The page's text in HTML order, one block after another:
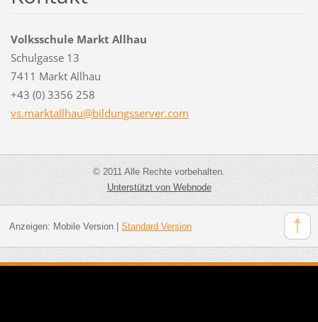
Volksschule Markt Allhau
Schulgasse 13
7411 Markt Allhau
+43 (0) 3356 258
vs.marktallhau@bildungsserver.com
© 2011 Alle Rechte vorbehalten.
Unterstützt von Webnode
Anzeigen: Mobile Version| Standard Version